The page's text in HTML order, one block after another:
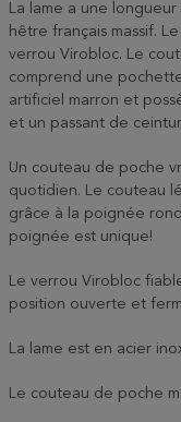
La lame a une
hêtre français massif.
verrou Virobloc. Le
comprend une
artificiel marron et
et un passant de
Un couteau de poche
quotidien. Le couteau
grâce à la poignée
poignée est unique!
Le verrou Virobloc
position ouverte et
La lame est en acier
Le couteau de poche